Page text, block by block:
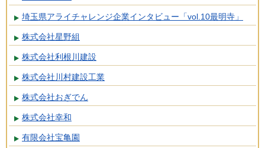
埼玉県アライチャレンジ企業インタビュー「vol.10最明寺」
株式会社星野組
株式会社利根川建設
株式会社川村建設工業
株式会社おぎでん
株式会社幸和
有限会社宝亀園